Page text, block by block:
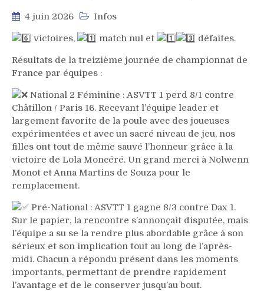
4 juin 2026 Infos
victoires, match nul et défaites.
Résultats de la treizième journée de championnat de
France par équipes :
National 2 Féminine : ASVTT 1 perd 8/1 contre
Châtillon / Paris 16. Recevant l’équipe leader et
largement favorite de la poule avec des joueuses
expérimentées et avec un sacré niveau de jeu, nos
filles ont tout de même sauvé l’honneur grâce à la
victoire de Lola Moncéré. Un grand merci à Nolwenn
Monot et Anna Martins de Souza pour le
remplacement.
Pré-National : ASVTT 1 gagne 8/3 contre Dax 1.
Sur le papier, la rencontre s’annonçait disputée, mais
l’équipe a su se la rendre plus abordable grâce à son
sérieux et son implication tout au long de l’après-
midi. Chacun a répondu présent dans les moments
importants, permettant de prendre rapidement
l’avantage et de le conserver jusqu’au bout.